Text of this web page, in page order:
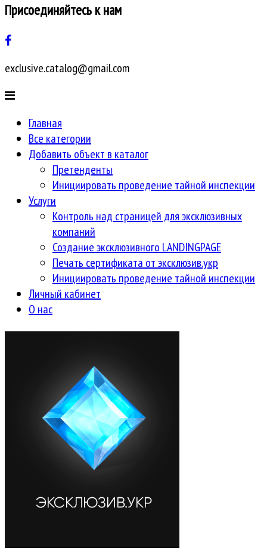
Присоединяйтесь к нам
exclusive.catalog@gmail.com
Главная
Все категории
Добавить объект в каталог
Претенденты
Инициировать проведение тайной инспекции
Услуги
Контроль над страницей для эксклюзивных
компаний
Создание эксклюзивного LANDINGPAGE
Печать сертификата от эксклюзив.укр
Инициировать проведение тайной инспекции
Личный кабинет
О нас